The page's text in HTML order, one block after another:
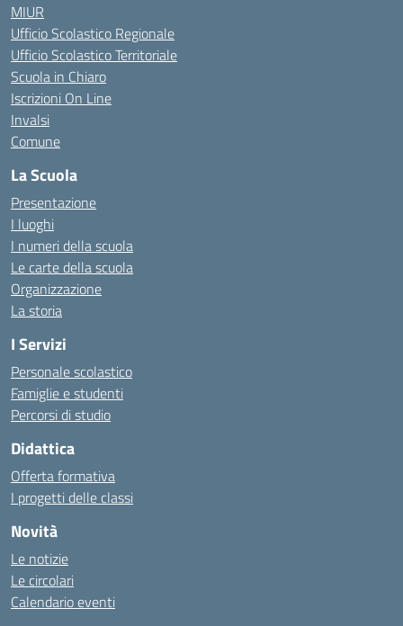
MIUR
Ufficio Scolastico Regionale
Ufficio Scolastico Territoriale
Scuola in Chiaro
Iscrizioni On Line
Invalsi
Comune
La Scuola
Presentazione
I luoghi
I numeri della scuola
Le carte della scuola
Organizzazione
La storia
I Servizi
Personale scolastico
Famiglie e studenti
Percorsi di studio
Didattica
Offerta formativa
I progetti delle classi
Novità
Le notizie
Le circolari
Calendario eventi